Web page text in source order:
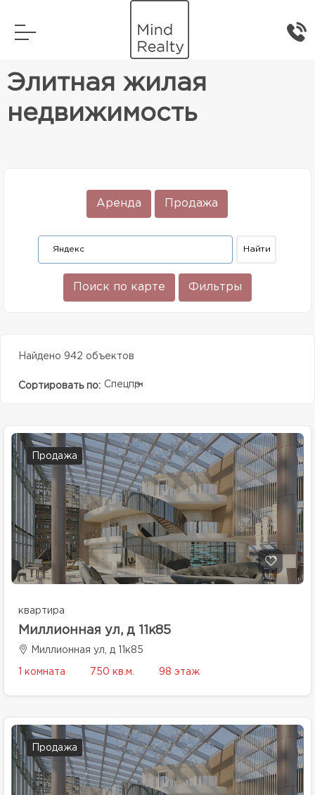
Элитная жилая недвижимость
Элитная жилая
недвижимость
Аренда Продажа
Поиск по карте Фильтры
Найдено 942 объектов
Сортировать по: Спецпредолжение
Продажа
квартира
Миллионная ул, д 11к85
Миллионная ул, д 11к85
1 комната 750 кв.м. 98 этаж
Продажа